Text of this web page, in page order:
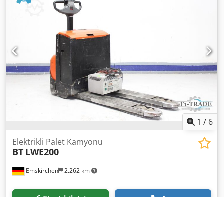
satılık Üretici: BT Tip: RRE160 Üretim yılı: 2009 Yük
kapasitesi: 1.600 kg Dsdpou Rqtnofx Ai Reck Ağırlık merkezi
mesafesi: 600 mm Kaldırma yüksekliği: 6.300 mm Serbest
kaldırma: 2,091 mm Tahrik yüksekliği: 2,742 mm Kaldırma
kolonu tipi: Tripleks / serbest kaldırma Adaptör: Sidelifter
Çatal uzunluğu: 1.200 mm Lastik tipi: Dolu lastikler Akü
voltajı (V): 48 V Akü kapasitesi: 620 Ah Şarj cihazı voltajı: 48
V Aksesuarlar: Şarj cihazı
1 / 6
Emskirchen 2.262 km
Elektrikli Palet Kamyonu
BT LWE200